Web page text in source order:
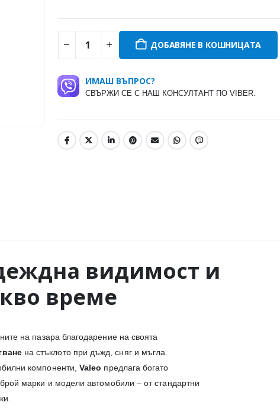
ДОБАВЯНЕ В КОШНИЦАТА
ИМАШ ВЪПРОС?
СВЪРЖИ СЕ С НАШ КОНСУЛТАНТ ПО VIBER.
видимост и
време
на пазара благодарение на своята
на стъклото при дъжд, сняг и мъгла.
компоненти,Valeo предлага богато
марки и модели автомобили – от стандартни